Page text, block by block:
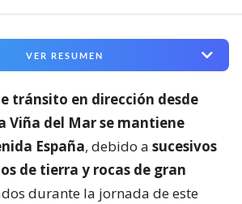
VER RESUMEN
tránsito en dirección desde
Viña del Mar se mantiene
España, debido a sucesivos
de tierra y rocas de gran
durante la jornada de este